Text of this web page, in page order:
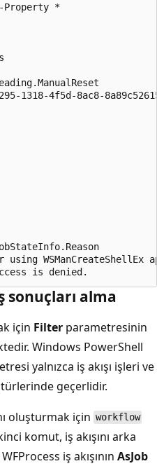
Property *
1318-4f5d-8ac8-
using
sonuçları alma
için Filter parametresinin
Windows PowerShell
yalnızca iş akışı işleri ve
geçerlidir.
oluşturmak için workflow
komut, iş akışını arka
iş akışının AsJob